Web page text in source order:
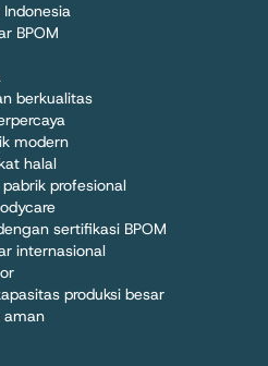
BPOM
berkualitas
modern
halal
profesional
sertifikasi BPOM
internasional
produksi besar
aman